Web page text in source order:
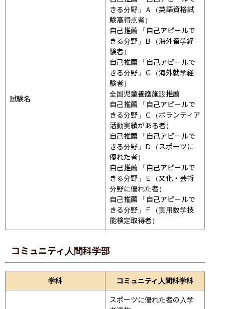
試験名
きる分野」Ａ（英語資格試
験高得点者）
自己推薦 「自己アピールで
きる分野」Ｂ（海外留学経
験者）
自己推薦 「自己アピールで
きる分野」Ｇ（海外就学経
験者）
全国児童養護施設推薦
自己推薦 「自己アピールで
きる分野」Ｃ（ボランティア
活動実績がある者）
自己推薦 「自己アピールで
きる分野」Ｄ（スポーツに
優れた者）
自己推薦 「自己アピールで
きる分野」Ｅ（文化・芸術
分野に優れた者）
自己推薦 「自己アピールで
きる分野」Ｆ（実用数学技
能検定取得者）
コミュニティ人間科学部
学科
コミュニティ人間科学科
スポーツに優れた者の入学